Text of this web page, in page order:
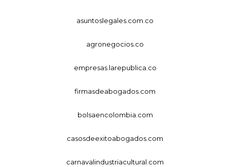
asuntoslegales.com.co
agronegocios.co
empresas.larepublica.co
firmasdeabogados.com
bolsaencolombia.com
casosdeexitoabogados.com
carnavalindustriacultural.com